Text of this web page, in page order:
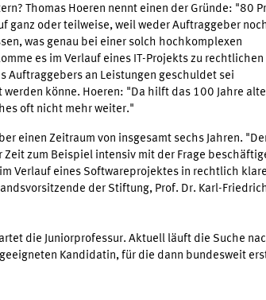
Thomas Hoeren nennt einen der Gründe: "80
ganz oder teilweise, weil weder Auftraggeber noch
was genau bei einer solch hochkomplexen
es im Verlauf eines IT-Projekts zu rechtlichen
Auftraggebers an Leistungen geschuldet sei
könne. Hoeren: "Da hilft das 100 Jahre alte
oft nicht mehr weiter."
einen Zeitraum von insgesamt sechs Jahren.
zum Beispiel intensiv mit der Frage
Verlauf eines Softwareprojektes in rechtlich klare
der Stiftung, Prof. Dr. Karl-
die Juniorprofessur. Aktuell läuft die Suche
Kandidatin, für die dann bundesweit